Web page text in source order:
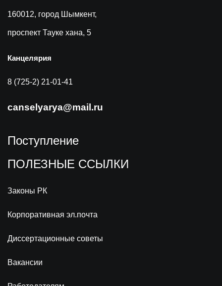
160012, город Шымкент,
проспект Тауке хана, 5
Канцелярия
8 (725-2) 21-01-41
canselyarya@mail.ru
Поступление
ПОЛЕЗНЫЕ ССЫЛКИ
Законы РК
Корпоративная эл.почта
Диссертационные советы
Вакансии